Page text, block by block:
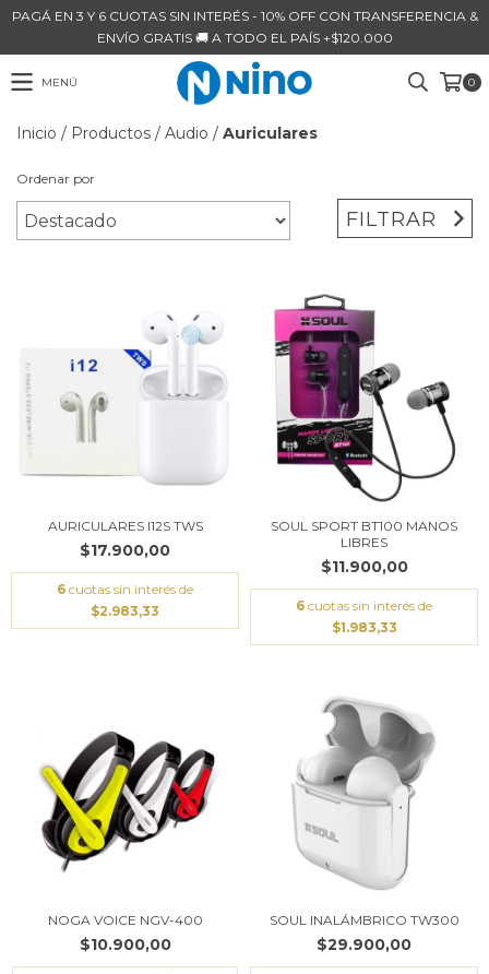
PAGÁ EN 3 Y 6 CUOTAS SIN INTERÉS - 10% OFF CON TRANSFERENCIA &
ENVÍO GRATIS 🚚 A TODO EL PAÍS +$120.000
MENÚ 0
Inicio / Productos / Audio / Auriculares
Ordenar por
FILTRAR
AURICULARES I12S TWS
$17.900,00
6 cuotas sin interés de
$2.983,33
SOUL SPORT BT100 MANOS
LIBRES
$11.900,00
6 cuotas sin interés de
$1.983,33
NOGA VOICE NGV-400
$10.900,00
SOUL INALÁMBRICO TW300
$29.900,00